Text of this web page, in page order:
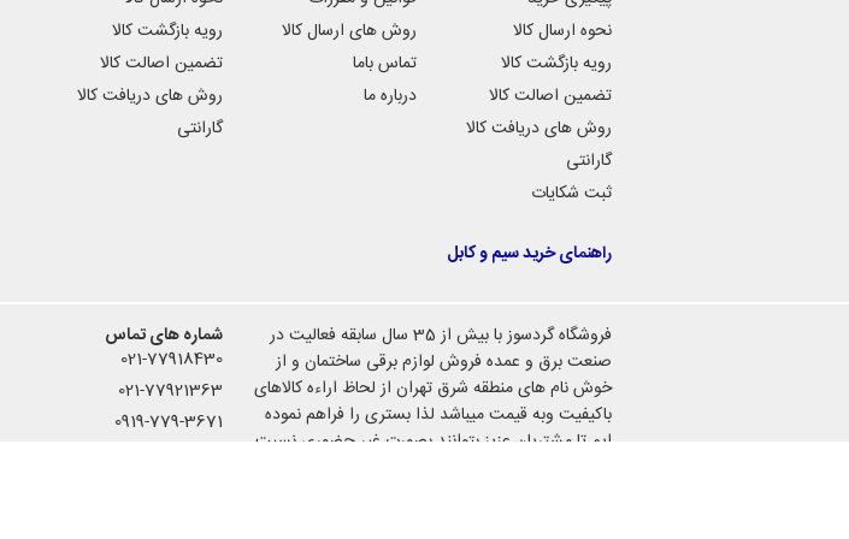
این محصول از لحاظ ظاهری و امکانات نسبت به دیگر مدل های سری D آیفون تصویری تکنما
شرکت از یک بدنه سفید رنگ از جنس ABS و پلی کربنات ساخته شده است.
مشخصات آیفون تصویری تکنما C70
نحوه ارسال کالا
رویه بازگشت کالا
تضمین اصالت کالا
روش های دریافت کالا
گارانتی
ثبت شکایات
روش های ارسال کالا
تماس باما
درباره ما
رویه بازگشت کالا
تضمین اصالت کالا
روش های دریافت کالا
گارانتی
راهنمای خرید سیم و کابل
فروشگاه گردسوز با بیش از 35 سال سابقه فعالیت در
صنعت برق و عمده فروش لوازم برقی ساختمان و از
خوش نام های منطقه شرق تهران از لحاظ اراءه کالاهای
باکیفیت وبه قیمت میباشد لذا بستری را فراهم نموده
ایم تا مشتریان عزیز بتوانند بصورت غیر حضوری نسبت
شماره های تماس
021-77918430
021-77921363
0919-779-3671